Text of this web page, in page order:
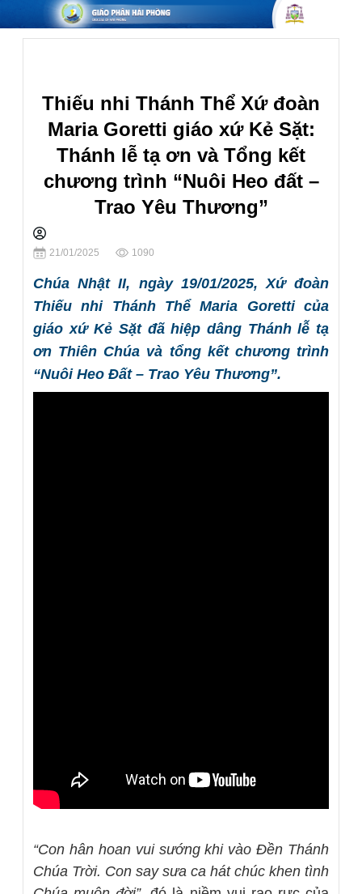
Thiếu nhi Thánh Thể Xứ đoàn
Maria Goretti giáo xứ Kẻ Sặt:
Thánh lễ tạ ơn và Tổng kết
chương trình “Nuôi Heo đất –
Trao Yêu Thương”
21/01/2025 1090
Chúa Nhật II, ngày 19/01/2025, Xứ đoàn
Thiếu nhi Thánh Thể Maria Goretti của
giáo xứ Kẻ Sặt đã hiệp dâng Thánh lễ tạ
ơn Thiên Chúa và tổng kết chương trình
“Nuôi Heo Đất – Trao Yêu Thương”.
“Con hân hoan vui sướng khi vào Đền Thánh
Chúa Trời. Con say sưa ca hát chúc khen tình